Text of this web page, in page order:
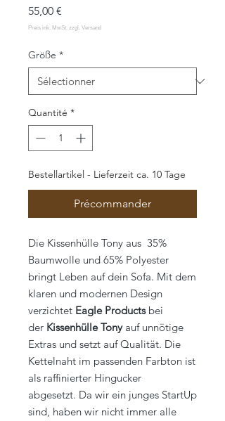
55,00 €
Größe *
Quantité *
Bestellartikel - Lieferzeit ca. 10 Tage
Précommander
Die Kissenhülle Tony aus 35%
Baumwolle und 65% Polyester
bringt Leben auf dein Sofa. Mit dem
klaren und modernen Design
verzichtet Eagle Productsbei
der Kissenhülle Tonyauf unnötige
Extras und setzt auf Qualität. Die
Kettelnaht im passenden Farbton ist
als raffinierter Hingucker
abgesetzt. Da wir ein junges StartUp
sind, haben wir nicht immer alle